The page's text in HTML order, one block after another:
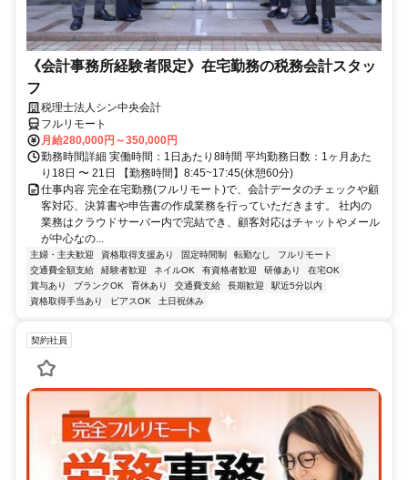
《会計事務所経験者限定》在宅勤務の税務会計スタッ
フ
税理士法人シン中央会計
フルリモート
月給280,000円～350,000円
勤務時間詳細 実働時間：1日あたり8時間 平均勤務日数：1ヶ月あた
り18日 〜 21日 【勤務時間】8:45~17:45(休憩60分)
仕事内容 完全在宅勤務(フルリモート)で、会計データのチェックや顧
客対応、決算書や申告書の作成業務を行っていただきます。 社内の
業務はクラウドサーバー内で完結でき、顧客対応はチャットやメール
が中心なの...
主婦・主夫歓迎 資格取得支援あり 固定時間制 転勤なし
フルリモート
交通費全額支給
経験者歓迎 ネイルOK 有資格者歓迎 研修あり
在宅OK
賞与あり
ブランクOK 育休あり 交通費支給 長期歓迎
駅近5分以内
資格取得手当あり
ピアスOK 土日祝休み
契約社員